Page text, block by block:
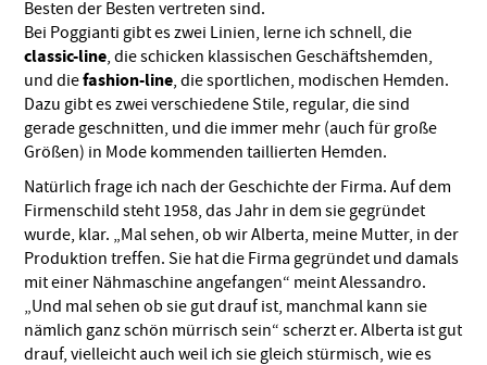
Besten der Besten vertreten sind.
Bei Poggianti gibt es zwei Linien, lerne ich schnell, die
classic-line, die schicken klassischen Geschäftshemden,
und diefashion-line, die sportlichen, modischen Hemden.
Dazu gibt es zwei verschiedene Stile, regular, die sind
gerade geschnitten, und die immer mehr (auch für große
Größen) in Mode kommenden taillierten Hemden.
Natürlich frage ich nach der Geschichte der Firma. Auf dem
Firmenschild steht 1958, das Jahr in dem sie gegründet
wurde, klar. „Mal sehen, ob wir Alberta, meine Mutter, in der
Produktion treffen. Sie hat die Firma gegründet und damals
mit einer Nähmaschine angefangen“ meint Alessandro.
„Und mal sehen ob sie gut drauf ist, manchmal kann sie
nämlich ganz schön mürrisch sein“ scherzt er. Alberta ist gut
drauf, vielleicht auch weil ich sie gleich stürmisch, wie es